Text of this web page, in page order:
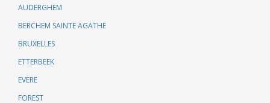
AUDERGHEM
BERCHEM SAINTE AGATHE
BRUXELLES
ETTERBEEK
EVERE
FOREST